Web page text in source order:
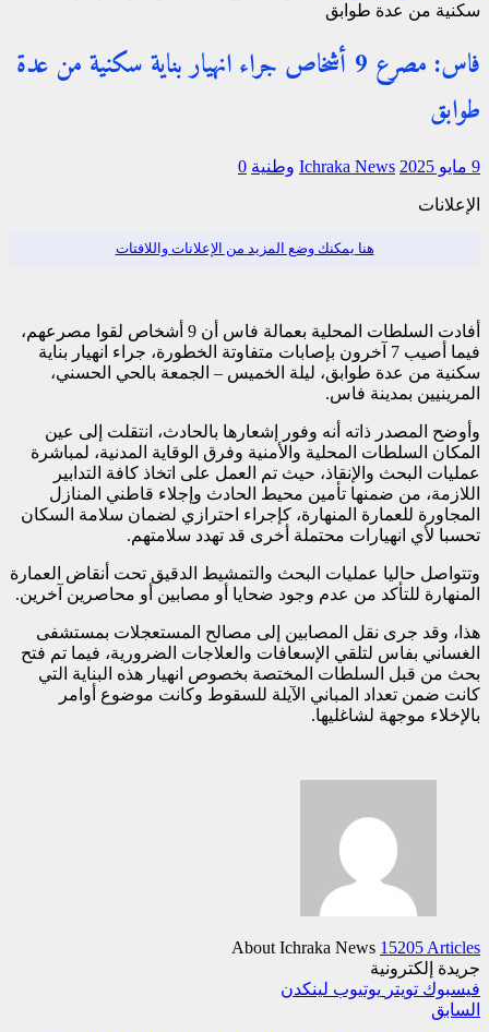
سكنية من عدة طوابق
فاس: مصرع 9 أشخاص جراء انهيار بناية سكنية من عدة
طوابق
9 مايو 2025 Ichraka News وطنية 0
الإعلانات
هنا يمكنك وضع المزيد من الإعلانات واللافتات
أفادت السلطات المحلية بعمالة فاس أن 9 أشخاص لقوا مصرعهم،
فيما أصيب 7 آخرون بإصابات متفاوتة الخطورة، جراء انهيار بناية
سكنية من عدة طوابق، ليلة الخميس – الجمعة بالحي الحسني،
المرينيين بمدينة فاس.
وأوضح المصدر ذاته أنه وفور إشعارها بالحادث، انتقلت إلى عين
المكان السلطات المحلية والأمنية وفرق الوقاية المدنية، لمباشرة
عمليات البحث والإنقاذ، حيث تم العمل على اتخاذ كافة التدابير
اللازمة، من ضمنها تأمين محيط الحادث وإجلاء قاطني المنازل
المجاورة للعمارة المنهارة، كإجراء احترازي لضمان سلامة السكان
تحسبا لأي انهيارات محتملة أخرى قد تهدد سلامتهم.
وتتواصل حاليا عمليات البحث والتمشيط الدقيق تحت أنقاض العمارة
المنهارة للتأكد من عدم وجود ضحايا أو مصابين أو محاصرين آخرين.
هذا، وقد جرى نقل المصابين إلى مصالح المستعجلات بمستشفى
الغساني بفاس لتلقي الإسعافات والعلاجات الضرورية، فيما تم فتح
بحث من قبل السلطات المختصة بخصوص انهيار هذه البناية التي
كانت ضمن تعداد المباني الآيلة للسقوط وكانت موضوع أوامر
بالإخلاء موجهة لشاغليها.
About Ichraka News 15205 Articles
جريدة إلكترونية
فيسبوك تويتر يوتيوب لينكدن
السابق